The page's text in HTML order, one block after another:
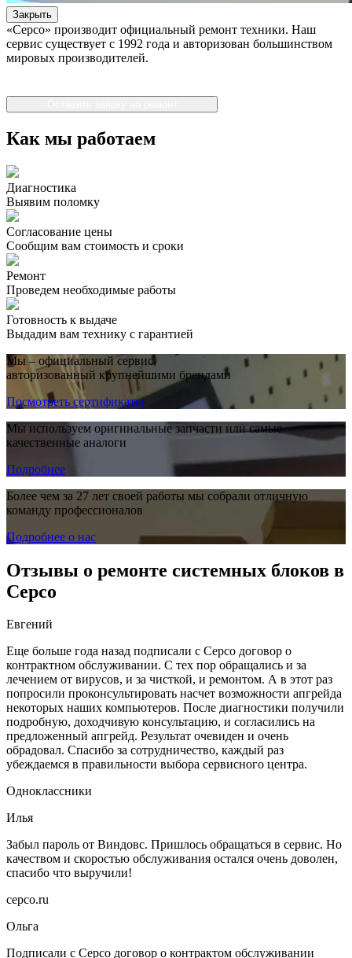
Закрыть
«Серсо» производит официальный ремонт техники. Наш
сервис существует с 1992 года и авторизован большинством
мировых производителей.
Как мы работаем
Диагностика
Выявим поломку
Согласование цены
Сообщим вам стоимость и сроки
Ремонт
Проведем необходимые работы
Готовность к выдаче
Выдадим вам технику с гарантией
Мы – официальный сервис,
авторизованный крупнейшими брендами
Посмотреть сертификаты
Мы используем оригинальные запчасти или самые
качественные аналоги
Подробнее
Более чем за 27 лет своей работы мы собрали отличную
команду профессионалов
Подробнее о нас
Отзывы о ремонте системных блоков в
Серсо
Евгений
Еще больше года назад подписали с Серсо договор о
контрактном обслуживании. С тех пор обращались и за
лечением от вирусов, и за чисткой, и ремонтом. А в этот раз
попросили проконсультировать насчет возможности апгрейда
некоторых наших компьютеров. После диагностики получили
подробную, доходчивую консультацию, и согласились на
предложенный апгрейд. Результат очевиден и очень
обрадовал. Спасибо за сотрудничество, каждый раз
убеждаемся в правильности выбора сервисного центра.
Одноклассники
Илья
Забыл пароль от Виндовс. Пришлось обращаться в сервис. Но
качеством и скоростью обслуживания остался очень доволен,
спасибо что выручили!
серсо.ru
Ольга
Подписали с Серсо договор о контрактом обслуживании